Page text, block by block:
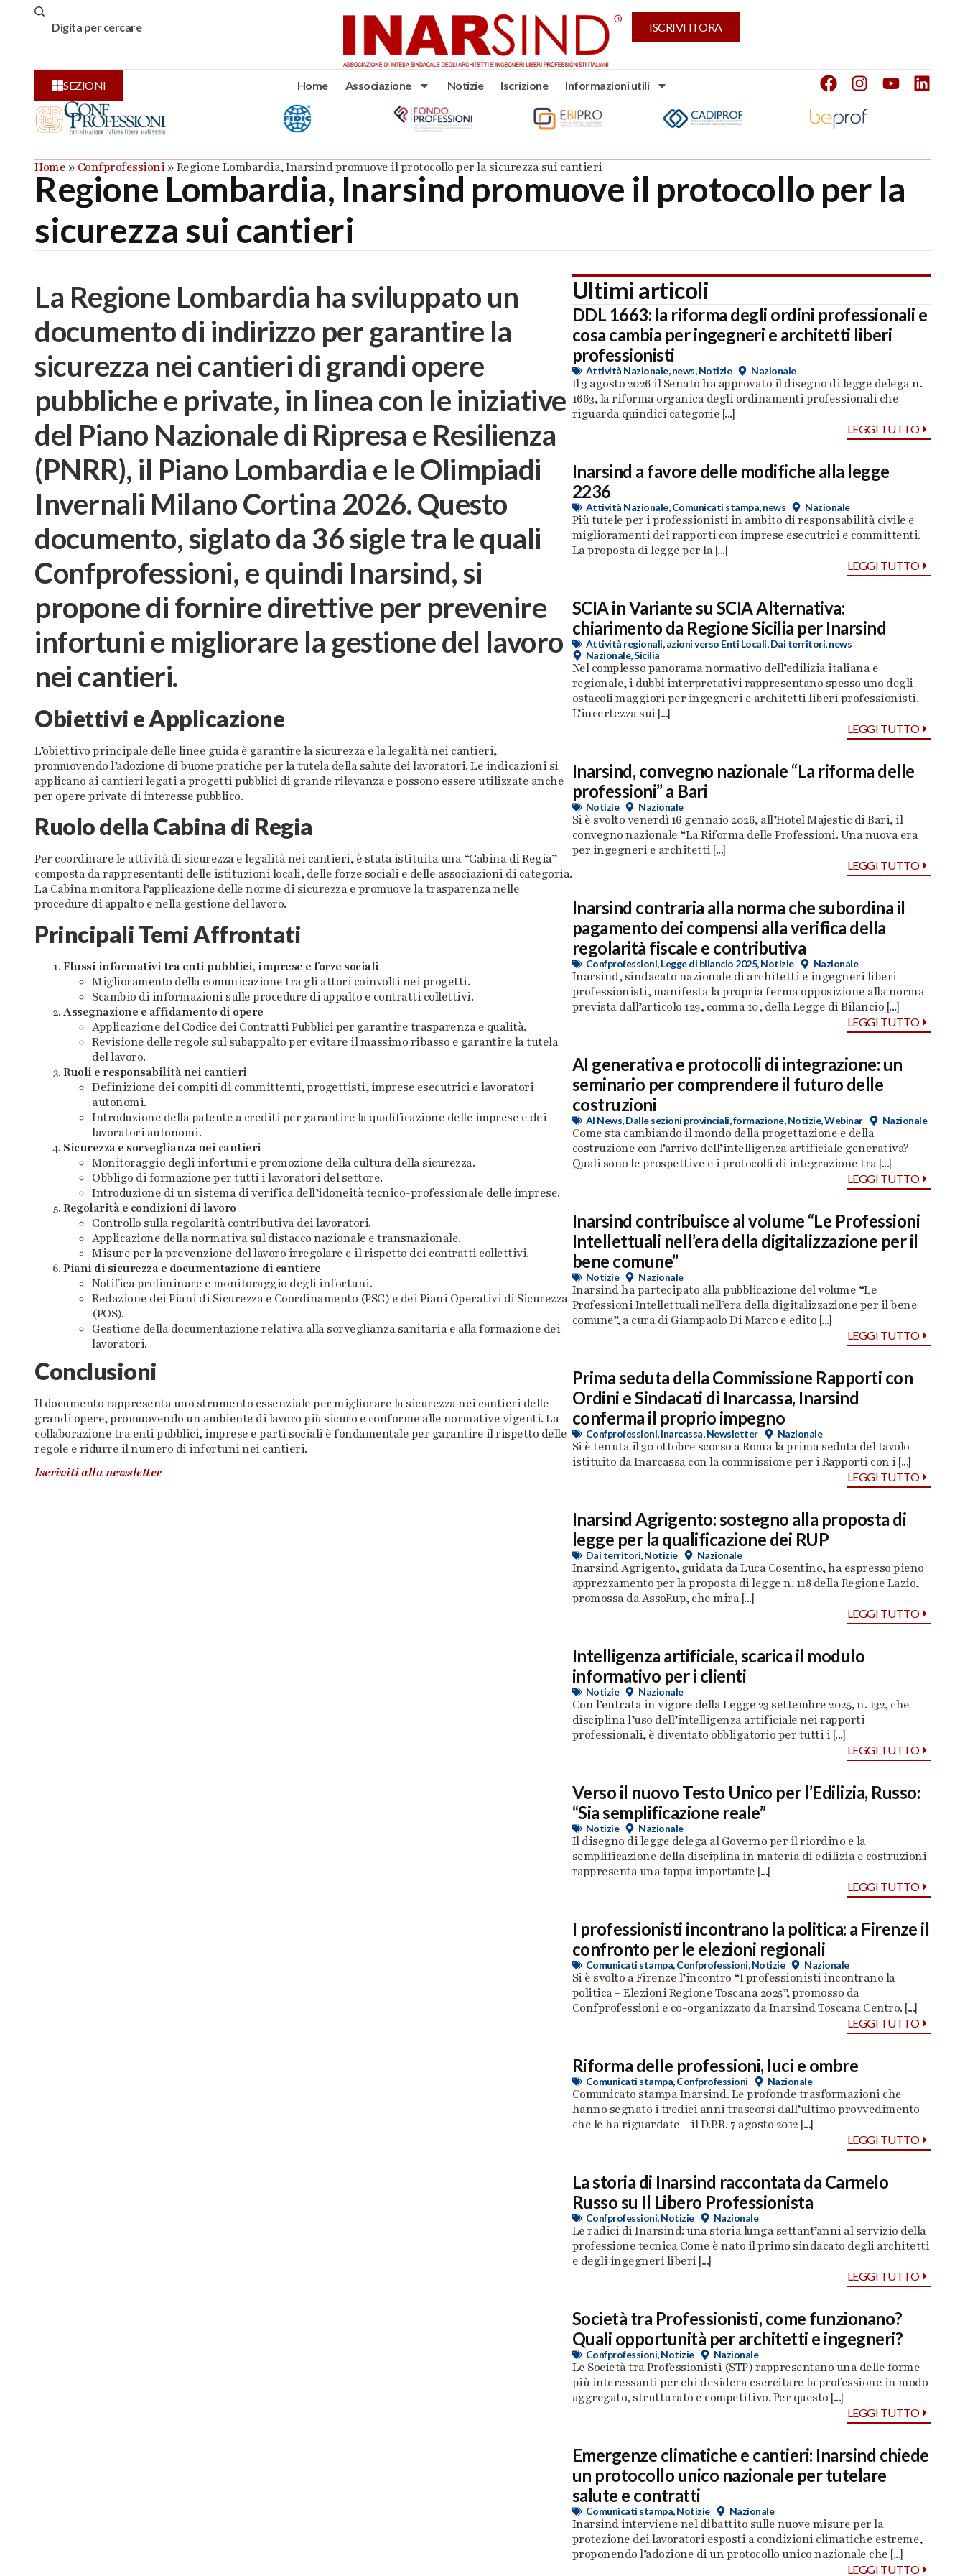
ISCRIVITI ORA
SEZIONI Home Associazione Notizie Iscrizione Informazioni utili
Home » Confprofessioni»Regione Lombardia, Inarsind promuove il protocollo per la sicurezza sui cantieri
Regione Lombardia, Inarsind promuove il protocollo per la
sicurezza sui cantieri
La Regione Lombardia ha sviluppato un
documento di indirizzo per garantire la
sicurezza nei cantieri di grandi opere
pubbliche e private, in linea con le iniziative
del Piano Nazionale di Ripresa e Resilienza
(PNRR), il Piano Lombardia e le Olimpiadi
Invernali Milano Cortina 2026. Questo
documento, siglato da 36 sigle tra le quali
Confprofessioni, e quindi Inarsind, si
propone di fornire direttive per prevenire
infortuni e migliorare la gestione del lavoro
nei cantieri.
Obiettivi e Applicazione
L’obiettivo principale delle linee guida è garantire la sicurezza e la legalità nei cantieri,
promuovendo l’adozione di buone pratiche per la tutela della salute dei lavoratori. Le indicazioni si
applicano ai cantieri legati a progetti pubblici di grande rilevanza e possono essere utilizzate anche
per opere private di interesse pubblico.
Ruolo della Cabina di Regia
Per coordinare le attività di sicurezza e legalità nei cantieri, è stata istituita una “Cabina di Regia”
composta da rappresentanti delle istituzioni locali, delle forze sociali e delle associazioni di categoria.
La Cabina monitora l’applicazione delle norme di sicurezza e promuove la trasparenza nelle
procedure di appalto e nella gestione del lavoro.
Principali Temi Affrontati
Flussi informativi tra enti pubblici, imprese e forze sociali
Miglioramento della comunicazione tra gli attori coinvolti nei progetti.
Scambio di informazioni sulle procedure di appalto e contratti collettivi.
Assegnazione e affidamento di opere
Applicazione del Codice dei Contratti Pubblici per garantire trasparenza e qualità.
Revisione delle regole sul subappalto per evitare il massimo ribasso e garantire la tutela
del lavoro.
Ruoli e responsabilità nei cantieri
Definizione dei compiti di committenti, progettisti, imprese esecutrici e lavoratori
autonomi.
Introduzione della patente a crediti per garantire la qualificazione delle imprese e dei
lavoratori autonomi.
Sicurezza e sorveglianza nei cantieri
Monitoraggio degli infortuni e promozione della cultura della sicurezza.
Obbligo di formazione per tutti i lavoratori del settore.
Introduzione di un sistema di verifica dell’idoneità tecnico-professionale delle imprese.
Regolarità e condizioni di lavoro
Controllo sulla regolarità contributiva dei lavoratori.
Applicazione della normativa sul distacco nazionale e transnazionale.
Misure per la prevenzione del lavoro irregolare e il rispetto dei contratti collettivi.
Piani di sicurezza e documentazione di cantiere
Notifica preliminare e monitoraggio degli infortuni.
Redazione dei Piani di Sicurezza e Coordinamento (PSC) e dei Piani Operativi di Sicurezza
(POS).
Gestione della documentazione relativa alla sorveglianza sanitaria e alla formazione dei
lavoratori.
Conclusioni
Il documento rappresenta uno strumento essenziale per migliorare la sicurezza nei cantieri delle
grandi opere, promuovendo un ambiente di lavoro più sicuro e conforme alle normative vigenti. La
collaborazione tra enti pubblici, imprese e parti sociali è fondamentale per garantire il rispetto delle
regole e ridurre il numero di infortuni nei cantieri.
Iscriviti alla newsletter
Ultimi articoli
DDL 1663: la riforma degli ordini professionali e
cosa cambia per ingegneri e architetti liberi
professionisti
Attività Nazionale,news,Notizie Nazionale
Il 3 agosto 2026 il Senato ha approvato il disegno di legge delega n.
1663, la riforma organica degli ordinamenti professionali che
riguarda quindici categorie [...]
LEGGI TUTTO
Inarsind a favore delle modifiche alla legge
2236
Attività Nazionale,Comunicati stampa,news Nazionale
Più tutele per i professionisti in ambito di responsabilità civile e
miglioramenti dei rapporti con imprese esecutrici e committenti.
La proposta di legge per la [...]
LEGGI TUTTO
SCIA in Variante su SCIA Alternativa:
chiarimento da Regione Sicilia per Inarsind
Attività regionali,azioni verso Enti Locali,Dai territori,news
Nazionale,Sicilia
Nel complesso panorama normativo dell’edilizia italiana e
regionale, i dubbi interpretativi rappresentano spesso uno degli
ostacoli maggiori per ingegneri e architetti liberi professionisti.
L’incertezza sui [...]
LEGGI TUTTO
Inarsind, convegno nazionale “La riforma delle
professioni” a Bari
Notizie Nazionale
Si è svolto venerdì 16 gennaio 2026, all’Hotel Majestic di Bari, il
convegno nazionale “La Riforma delle Professioni. Una nuova era
per ingegneri e architetti [...]
LEGGI TUTTO
Inarsind contraria alla norma che subordina il
pagamento dei compensi alla verifica della
regolarità fiscale e contributiva
Confprofessioni,Legge di bilancio 2025,Notizie Nazionale
Inarsind, sindacato nazionale di architetti e ingegneri liberi
professionisti, manifesta la propria ferma opposizione alla norma
prevista dall’articolo 129, comma 10, della Legge di Bilancio [...]
LEGGI TUTTO
AI generativa e protocolli di integrazione: un
seminario per comprendere il futuro delle
costruzioni
AI News,Dalle sezioni provinciali,formazione,Notizie,Webinar Nazionale
Come sta cambiando il mondo della progettazione e della
costruzione con l’arrivo dell’intelligenza artificiale generativa?
Quali sono le prospettive e i protocolli di integrazione tra [...]
LEGGI TUTTO
Inarsind contribuisce al volume “Le Professioni
Intellettuali nell’era della digitalizzazione per il
bene comune”
Notizie Nazionale
Inarsind ha partecipato alla pubblicazione del volume “Le
Professioni Intellettuali nell’era della digitalizzazione per il bene
comune”, a cura di Giampaolo Di Marco e edito [...]
LEGGI TUTTO
Prima seduta della Commissione Rapporti con
Ordini e Sindacati di Inarcassa, Inarsind
conferma il proprio impegno
Confprofessioni,Inarcassa,Newsletter Nazionale
Si è tenuta il 30 ottobre scorso a Roma la prima seduta del tavolo
istituito da Inarcassa con la commissione per i Rapporti con i [...]
LEGGI TUTTO
Inarsind Agrigento: sostegno alla proposta di
legge per la qualificazione dei RUP
Dai territori,Notizie Nazionale
Inarsind Agrigento, guidata da Luca Cosentino, ha espresso pieno
apprezzamento per la proposta di legge n. 118 della Regione Lazio,
promossa da AssoRup, che mira [...]
LEGGI TUTTO
Intelligenza artificiale, scarica il modulo
informativo per i clienti
Notizie Nazionale
Con l’entrata in vigore della Legge 23 settembre 2025, n. 132, che
disciplina l’uso dell’intelligenza artificiale nei rapporti
professionali, è diventato obbligatorio per tutti i [...]
LEGGI TUTTO
Verso il nuovo Testo Unico per l’Edilizia, Russo:
“Sia semplificazione reale”
Notizie Nazionale
Il disegno di legge delega al Governo per il riordino e la
semplificazione della disciplina in materia di edilizia e costruzioni
rappresenta una tappa importante [...]
LEGGI TUTTO
I professionisti incontrano la politica: a Firenze il
confronto per le elezioni regionali
Comunicati stampa,Confprofessioni,Notizie Nazionale
Si è svolto a Firenze l’incontro “I professionisti incontrano la
politica – Elezioni Regione Toscana 2025”, promosso da
Confprofessioni e co-organizzato da Inarsind Toscana Centro. [...]
LEGGI TUTTO
Riforma delle professioni, luci e ombre
Comunicati stampa,Confprofessioni Nazionale
Comunicato stampa Inarsind. Le profonde trasformazioni che
hanno segnato i tredici anni trascorsi dall’ultimo provvedimento
che le ha riguardate – il D.P.R. 7 agosto 2012 [...]
LEGGI TUTTO
La storia di Inarsind raccontata da Carmelo
Russo su Il Libero Professionista
Confprofessioni,Notizie Nazionale
Le radici di Inarsind: una storia lunga settant’anni al servizio della
professione tecnica Come è nato il primo sindacato degli architetti
e degli ingegneri liberi [...]
LEGGI TUTTO
Società tra Professionisti, come funzionano?
Quali opportunità per architetti e ingegneri?
Confprofessioni,Notizie Nazionale
Le Società tra Professionisti (STP) rappresentano una delle forme
più interessanti per chi desidera esercitare la professione in modo
aggregato, strutturato e competitivo. Per questo [...]
LEGGI TUTTO
Emergenze climatiche e cantieri: Inarsind chiede
un protocollo unico nazionale per tutelare
salute e contratti
Comunicati stampa,Notizie Nazionale
Inarsind interviene nel dibattito sulle nuove misure per la
protezione dei lavoratori esposti a condizioni climatiche estreme,
proponendo l’adozione di un protocollo unico nazionale che [...]
LEGGI TUTTO